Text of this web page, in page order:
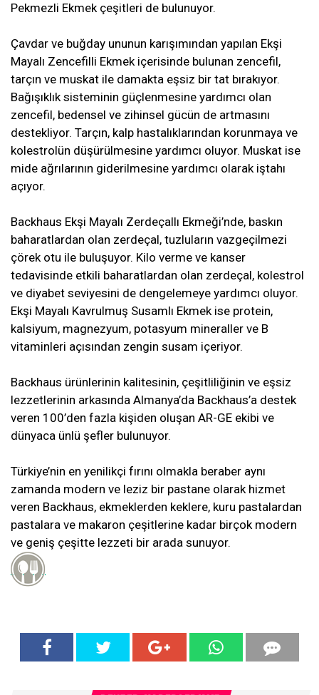
Pekmezli Ekmek çeşitleri de bulunuyor.
Çavdar ve buğday ununun karışımından yapılan Ekşi
Mayalı Zencefilli Ekmek içerisinde bulunan zencefil,
tarçın ve muskat ile damakta eşsiz bir tat bırakıyor.
Bağışıklık sisteminin güçlenmesine yardımcı olan
zencefil, bedensel ve zihinsel gücün de artmasını
destekliyor. Tarçın, kalp hastalıklarından korunmaya ve
kolestrolün düşürülmesine yardımcı oluyor. Muskat ise
mide ağrılarının giderilmesine yardımcı olarak iştahı
açıyor.
Backhaus Ekşi Mayalı Zerdeçallı Ekmeği’nde, baskın
baharatlardan olan zerdeçal, tuzluların vazgeçilmezi
çörek otu ile buluşuyor. Kilo verme ve kanser
tedavisinde etkili baharatlardan olan zerdeçal, kolestrol
ve diyabet seviyesini de dengelemeye yardımcı oluyor.
Ekşi Mayalı Kavrulmuş Susamlı Ekmek ise protein,
kalsiyum, magnezyum, potasyum mineraller ve B
vitaminleri açısından zengin susam içeriyor.
Backhaus ürünlerinin kalitesinin, çeşitliliğinin ve eşsiz
lezzetlerinin arkasında Almanya’da Backhaus’a destek
veren 100’den fazla kişiden oluşan AR-GE ekibi ve
dünyaca ünlü şefler bulunuyor.
Türkiye’nin en yenilikçi fırını olmakla beraber aynı
zamanda modern ve leziz bir pastane olarak hizmet
veren Backhaus, ekmeklerden keklere, kuru pastalardan
pastalara ve makaron çeşitlerine kadar birçok modern
ve geniş çeşitte lezzeti bir arada sunuyor.